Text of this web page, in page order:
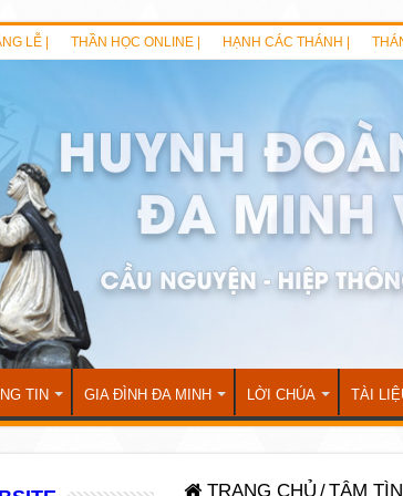
LỄ | THẦN HỌC ONLINE | HẠNH CÁC THÁNH |
TIN GIA ĐÌNH ĐA MINH LỜI CHÚA TÀI
TRANG CHỦ /TÂM